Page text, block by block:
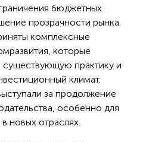
бюджетных
прозрачности рынка.
комплексные
которые
существующую практику и
климат.
за продолжение
особенно для
новых отраслях.